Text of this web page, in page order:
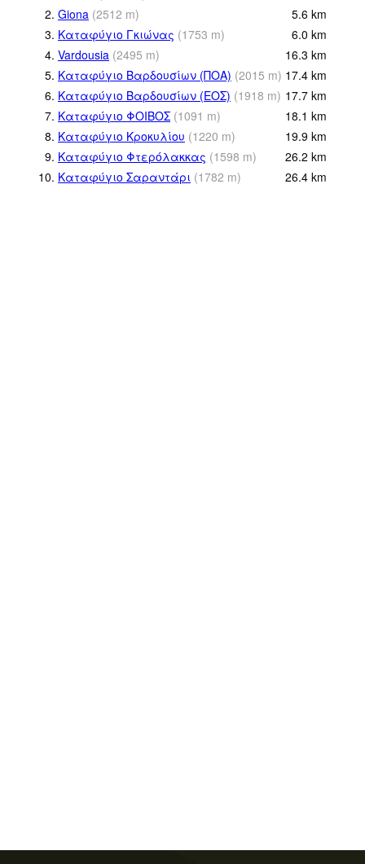
2. Giona (2512 m) 5.6 km
3. Καταφύγιο Γκιώνας (1753 m) 6.0 km
4. Vardousia (2495 m) 16.3 km
5. Καταφύγιο Βαρδουσίων (ΠΟΑ) (2015 m) 17.4 km
6. Καταφύγιο Βαρδουσίων (ΕΟΣ) (1918 m) 17.7 km
7. Καταφύγιο ΦΟΙΒΟΣ (1091 m) 18.1 km
8. Καταφύγιο Κροκυλίου (1220 m) 19.9 km
9. Καταφύγιο Φτερόλακκας (1598 m) 26.2 km
10. Καταφύγιο Σαραντάρι (1782 m) 26.4 km